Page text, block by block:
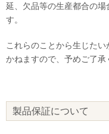
延、欠品等の生産都合の
す。
これらのことから生じた
かねますので、予めご了承
製品保証について